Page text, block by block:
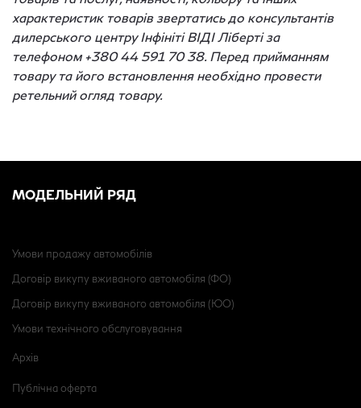
характеристик товарів звертатись до консультантів
дилерського центру Інфініті ВІДІ Ліберті за
телефоном +380 44 591 70 38. Перед прийманням
товару та його встановлення необхідно провести
ретельний огляд товару.
МОДЕЛЬНИЙ РЯД
Умови продажу автомобілів
Договір викупу вживаного автомобіля (ФО)
Договір викупу вживаного автомобіля (ЮО)
Умови технічного обслуговування
Архів
Публічна оферта